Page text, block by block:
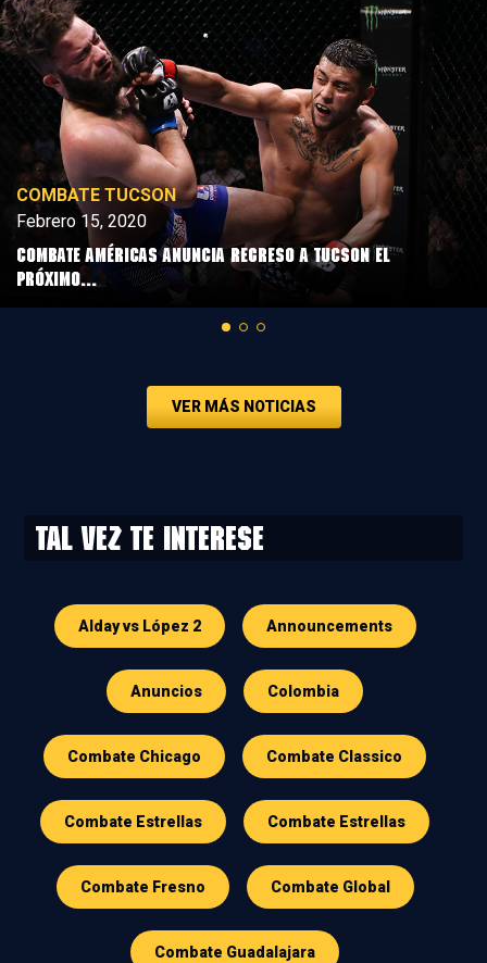
COMBATE TUCSON
Febrero 15, 2020
Combate Américas anuncia regreso a Tucson el
próximo...
VER MÁS NOTICIAS
Tal vez te interese
Alday vs López 2 Announcements
Anuncios Colombia
Combate Chicago Combate Classico
Combate Estrellas Combate Estrellas
Combate Fresno Combate Global
Combate Guadalajara